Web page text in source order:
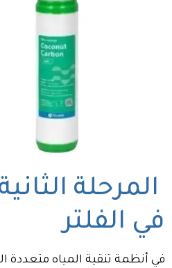
المرحلة
في الفلتر
في أنظمة تنقية المياه متعددة